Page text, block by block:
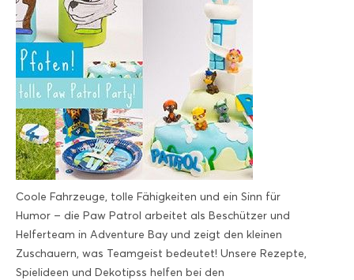
Coole Fahrzeuge, tolle Fähigkeiten und ein Sinn für
Humor – die Paw Patrol arbeitet als Beschützer und
Helferteam in Adventure Bay und zeigt den kleinen
Zuschauern, was Teamgeist bedeutet! Unsere Rezepte,
Spielideen und Dekotipss helfen bei den